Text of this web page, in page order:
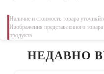
Наличие и стоимость товара
Изображения представленного
продукта
НЕДАВНО